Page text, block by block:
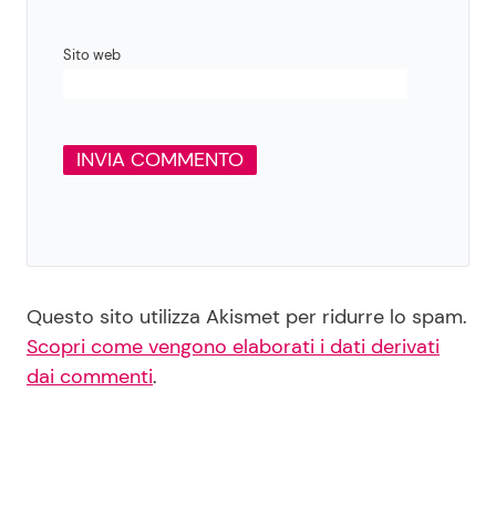
Sito web
Questo sito utilizza Akismet per ridurre lo spam.
Scopri come vengono elaborati i dati derivati
dai commenti.